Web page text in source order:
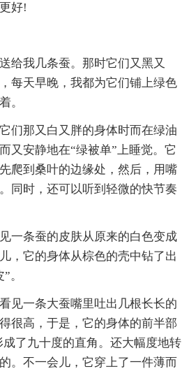
好!
给我几条蚕。那时它们又黑又
每天早晚，我都为它们铺上绿色
。
们那又白又胖的身体时而在绿油
又安静地在“绿被单”上睡觉。它
爬到桑叶的边缘处，然后，用嘴
同时，还可以听到轻微的快节奏
一条蚕的皮肤从原来的白色变成
，它的身体从棕色的壳中钻了出
。
见一条大蚕嘴里吐出几根长长的
很高，于是，它的身体的前半部
了九十度的直角。还大幅度地转
。不一会儿，它穿上了一件薄而